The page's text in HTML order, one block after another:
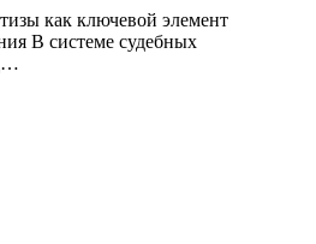
как ключевой элемент
В системе судебных